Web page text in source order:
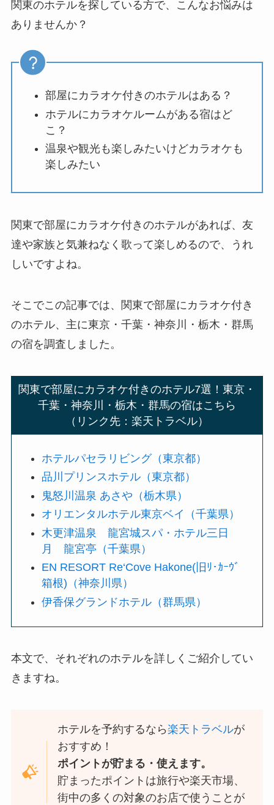
関東のホテルを探している方で、こんなお悩みは
ありませんか？
部屋にカラオケ付きのホテルはある？
ホテルにカラオケルームがある宿はど
こ？
温泉や観光も楽しみたいけどカラオケも
楽しみたい
関東で部屋にカラオケ付きのホテルがあれば、友
達や家族と気兼ねなく歌って楽しめるので、うれ
しいですよね。
そこでこの記事では、関東で部屋にカラオケ付き
のホテル、主に東京・千葉・神奈川・栃木・群馬
の宿を調査しました。
関東で部屋にカラオケ付きのホテル7選！東京・
千葉・神奈川・栃木・群馬の宿はこちら
（リンク先：楽天トラベル）
ホテルパセラリビング（東京都）
品川プリンスホテル（東京都）
鬼怒川温泉 あさや（栃木県）
オリエンタルホテル東京ベイ（千葉県）
木更津温泉 龍宮城スパ・ホテル三日
月 龍宮亭（千葉県）
EN RESORT Re‘Cove Hakone(旧ﾘ･ｶｰｳﾞ
箱根)（神奈川県）
伊香保グランドホテル（群馬県）
本文で、それぞれのホテルを詳しくご紹介してい
きますね。
ホテルを予約するなら楽天トラベルが
おすすめ！
ポイントが貯まる・使えます。
貯まったポイントは旅行や楽天市場、
街中の多くの対象のお店で使うことが